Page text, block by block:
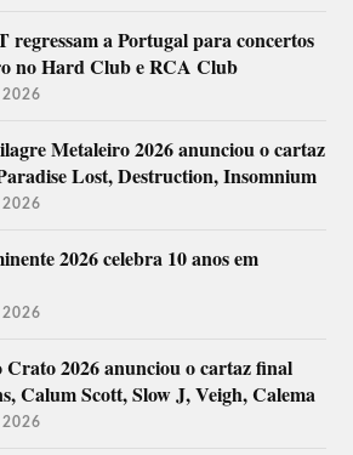
regressam a Portugal para concertos
no Hard Club e RCA Club
2026
Metaleiro 2026 anunciou o cartaz
Lost, Destruction, Insomnium
2026
2026 celebra 10 anos em
2026
Crato 2026 anunciou o cartaz final
Calum Scott, Slow J, Veigh, Calema
2026